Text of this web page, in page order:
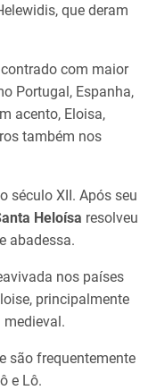
que deram
com maior
Portugal, Espanha,
acento, Eloisa,
também nos
século XII. Após seu
Heloísa resolveu
abadessa.
nos países
principalmente
são frequentemente
e Lô.